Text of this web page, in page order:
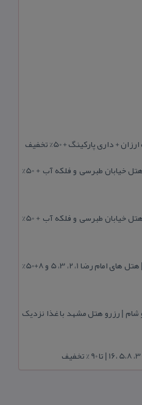
پارکینگ + 50% تخفیف
لیست هتل آپارتمان های مشهد در هتل خیابان طبرسی و فلکه آب + 50%
لیست هتل آپارتمان های مشهد در هتل خیابان طبرسی و فلکه آب + 50%
رزرو هتل در خیابان امام رضا مشهد | هتل‌ های امام رضا 1، 2، 3، 5 و 8+50%
شام | رزرو هتل مشهد با غذا نزدیک